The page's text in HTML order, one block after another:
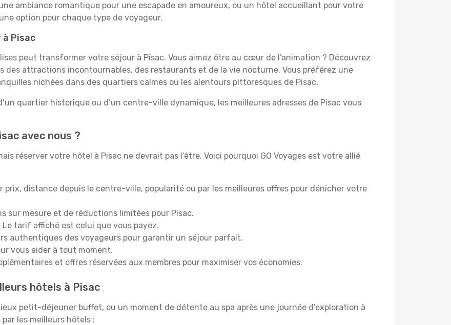
ambiance romantique pour une escapade en amoureux, ou un hôtel accueillant pour votre
option pour chaque type de voyageur.
Pisac
peut transformer votre séjour à Pisac. Vous aimez être au cœur de l’animation ? Découvrez
des attractions incontournables, des restaurants et de la vie nocturne. Vous préférez une
nichées dans des quartiers calmes ou les alentours pittoresques de Pisac.
quartier historique ou d’un centre-ville dynamique, les meilleures adresses de Pisac vous
avec nous ?
réserver votre hôtel à Pisac ne devrait pas l’être. Voici pourquoi GO Voyages est votre allié
prix, distance depuis le centre-ville, popularité ou par les meilleures offres pour dénicher votre
sur mesure et de réductions limitées pour Pisac.
Le tarif affiché est celui que vous payez.
authentiques des voyageurs pour garantir un séjour parfait.
vous aider à tout moment.
et offres réservées aux membres pour maximiser vos économies.
hôtels à Pisac
petit-déjeuner buffet, ou un moment de détente au spa après une journée d’exploration à
les meilleurs hôtels :